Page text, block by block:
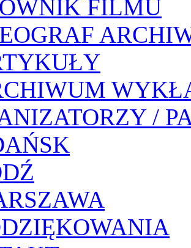
FILMU
/